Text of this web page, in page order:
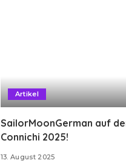
Artikel
SailorMoonGerman auf
Connichi 2025!
13. August 2025